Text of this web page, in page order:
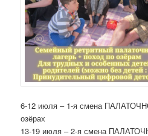
6-12 июля – 1-я смена
озёрах
13-19 июля – 2-я смена